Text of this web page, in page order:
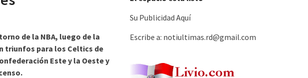
de la NBA, luego de la
triunfos para los Celtics de
Este y la Oeste y
Su Publicidad Aquí
Escribe a: notiultimas.rd@gmail.com